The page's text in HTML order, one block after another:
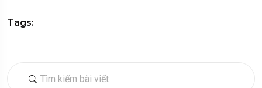
Tags: